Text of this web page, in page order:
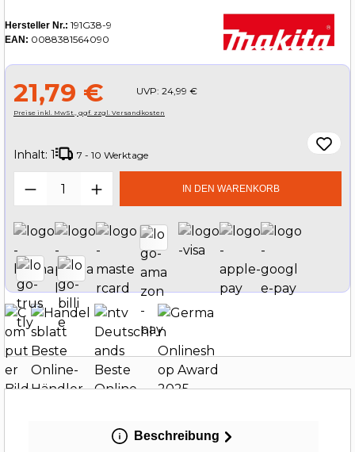
Hersteller Nr.: 191G38-9
EAN: 0088381564090
21,79 € UVP: 24,99 €
Preise inkl. MwSt., ggf. zzgl. Versandkosten
Inhalt: 1 7 - 10 Werktage
Produkt Anzahl: Gib denIN DEN WARENKORB
Beschreibung